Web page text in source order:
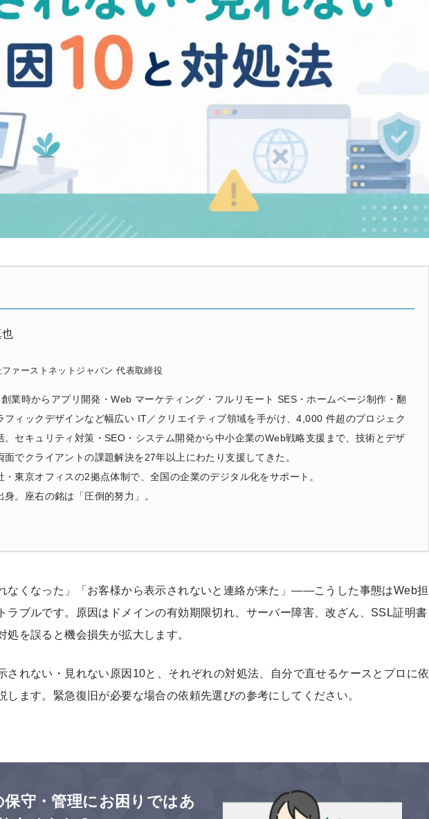
ァーストネットジャパン 代表取締役
業時からアプリ開発・Web マーケティング・フルリモート SES・ホームページ制作・翻
フィックデザインなど幅広い IT／クリエイティブ領域を手がけ、4,000 件超のプロジェク
。セキュリティ対策・SEO・システム開発から中小企業のWeb戦略支援まで、技術とデザ
面でクライアントの課題解決を27年以上にわたり支援してきた。
・東京オフィスの2拠点体制で、全国の企業のデジタル化をサポート。
身。座右の銘は「圧倒的努力」。
なくなった」「お客様から表示されないと連絡が来た」——こうした事態はWeb担
ラブルです。原因はドメインの有効期限切れ、サーバー障害、改ざん、SSL証明書
を誤ると機会損失が拡大します。
されない・見れない原因10と、それぞれの対処法、自分で直せるケースとプロに依
します。緊急復旧が必要な場合の依頼先選びの参考にしてください。
守・管理にお困りではあ